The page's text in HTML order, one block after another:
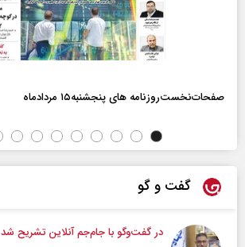
صفحات‌نخست‌روزنامه ها‌ی پنجشنبه‌۱۵ مردادماه
گفت و گو
در گفت‌و‌گو با جام‌جم آنلاین تشریح شد